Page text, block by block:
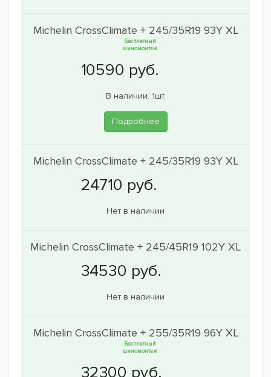
Michelin CrossClimate + 245/35R19 93Y XL
Бесплатный
шиномонтаж
В наличии: 1шт.
Подробнее
Michelin CrossClimate + 245/35R19 93Y XL
Нет в наличии
Michelin CrossClimate + 245/45R19 102Y XL
Нет в наличии
Michelin CrossClimate + 255/35R19 96Y XL
Бесплатный
шиномонтаж